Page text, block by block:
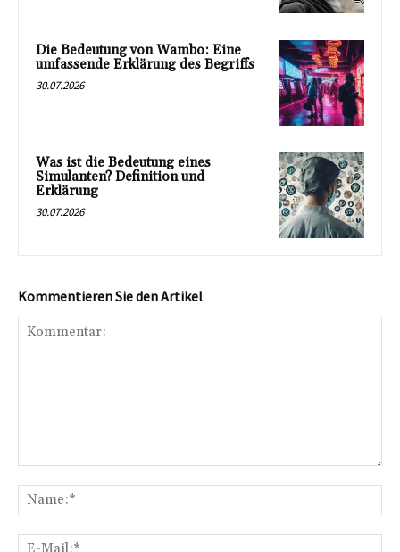
Die Bedeutung von Wambo: Eine
umfassende Erklärung des Begriffs
30.07.2026
Was ist die Bedeutung eines
Simulanten? Definition und
Erklärung
30.07.2026
Kommentieren Sie den Artikel